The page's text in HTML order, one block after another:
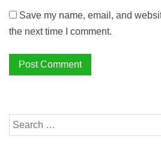
Save my name, email, and
the next time I comment.
Search
for: